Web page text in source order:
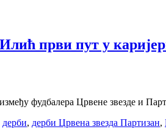
први пут у
фудбалера Црвене звезде и
дерби, дерби Црвена звезда Партизан,